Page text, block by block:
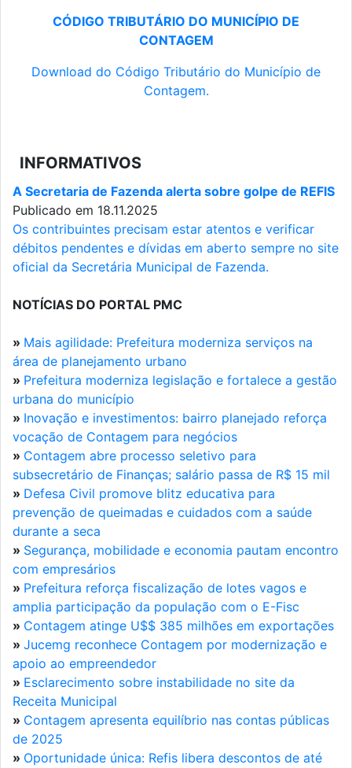
CÓDIGO TRIBUTÁRIO DO MUNICÍPIO DE
CONTAGEM
Download do Código Tributário do Município de
Contagem.
INFORMATIVOS
A Secretaria de Fazenda alerta sobre golpe de REFIS
Publicado em 18.11.2025
Os contribuintes precisam estar atentos e verificar
débitos pendentes e dívidas em aberto sempre no site
oficial da Secretária Municipal de Fazenda.
NOTÍCIAS DO PORTAL PMC
» Mais agilidade: Prefeitura moderniza serviços na
área de planejamento urbano
» Prefeitura moderniza legislação e fortalece a gestão
urbana do município
» Inovação e investimentos: bairro planejado reforça
vocação de Contagem para negócios
» Contagem abre processo seletivo para
subsecretário de Finanças; salário passa de R$ 15 mil
» Defesa Civil promove blitz educativa para
prevenção de queimadas e cuidados com a saúde
durante a seca
» Segurança, mobilidade e economia pautam encontro
com empresários
» Prefeitura reforça fiscalização de lotes vagos e
amplia participação da população com o E-Fisc
» Contagem atinge U$$ 385 milhões em exportações
» Jucemg reconhece Contagem por modernização e
apoio ao empreendedor
» Esclarecimento sobre instabilidade no site da
Receita Municipal
» Contagem apresenta equilíbrio nas contas públicas
de 2025
» Oportunidade única: Refis libera descontos de até